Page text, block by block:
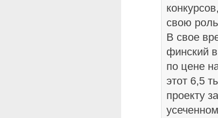
свою
В свое
финский
по цене
этот 6,5
проекту